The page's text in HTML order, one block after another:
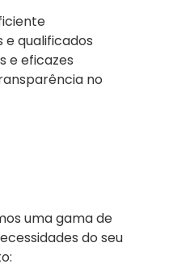
e qualificados
e eficazes
no
uma gama de
do seu